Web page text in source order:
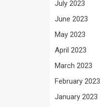
July 2023
June 2023
May 2023
April 2023
March 2023
February 2023
January 2023